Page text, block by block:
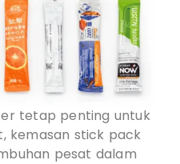
tetap penting untuk
kemasan stick pack
pesat dalam